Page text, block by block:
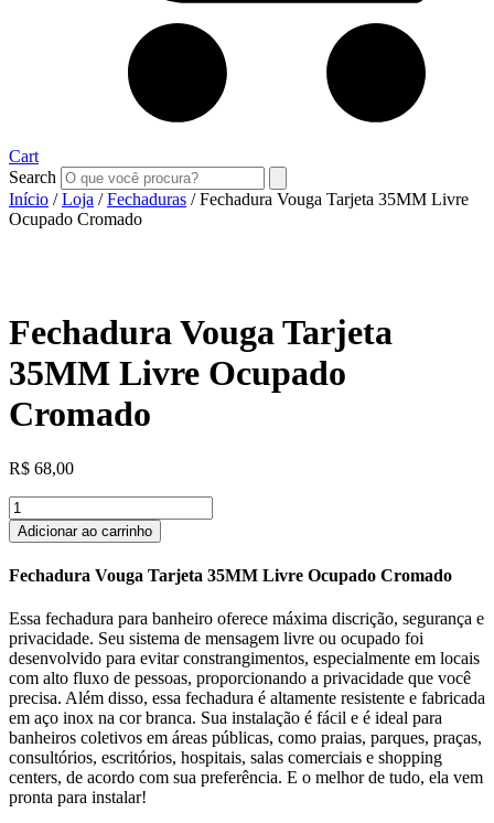
Cart
Search
Início /Loja /Fechaduras / Fechadura Vouga Tarjeta 35MM Livre
Ocupado Cromado
Fechadura Vouga Tarjeta
35MM Livre Ocupado
Cromado
R$ 68,00
Fechadura
Vouga
Tarjeta
Livre
Cromado
quantidade
Adicionar ao carrinho
Fechadura Vouga Tarjeta 35MM Livre Ocupado Cromado
Essa fechadura para banheiro oferece máxima discrição, segurança e
privacidade. Seu sistema de mensagem livre ou ocupado foi
desenvolvido para evitar constrangimentos, especialmente em locais
com alto fluxo de pessoas, proporcionando a privacidade que você
precisa. Além disso, essa fechadura é altamente resistente e fabricada
em aço inox na cor branca. Sua instalação é fácil e é ideal para
banheiros coletivos em áreas públicas, como praias, parques, praças,
consultórios, escritórios, hospitais, salas comerciais e shopping
centers, de acordo com sua preferência. E o melhor de tudo, ela vem
pronta para instalar!